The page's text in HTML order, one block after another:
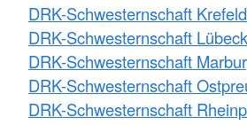
DRK-Schwesternschaft
DRK-Schwesternschaft
DRK-Schwesternschaft
DRK-Schwesternschaft
DRK-Schwesternschaft